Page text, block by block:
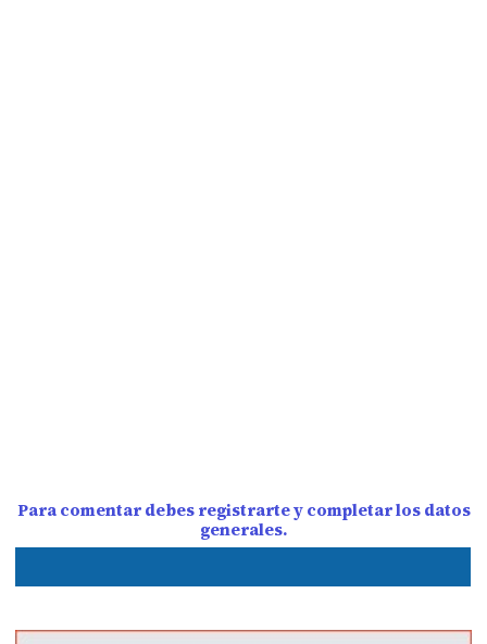
Para comentar debes registrarte y completar los datos
generales.